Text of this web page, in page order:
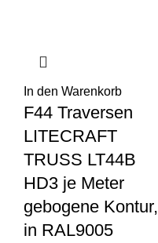
In den Warenkorb
F44 Traversen
LITECRAFT
TRUSS LT44B
HD3 je Meter
gebogene Kontur,
in RAL9005